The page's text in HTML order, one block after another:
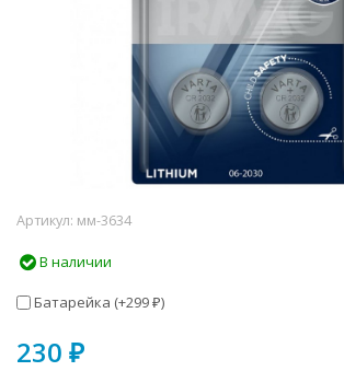
Артикул: мм-3634
В наличии
Батарейка (+299 ₽)
230 ₽